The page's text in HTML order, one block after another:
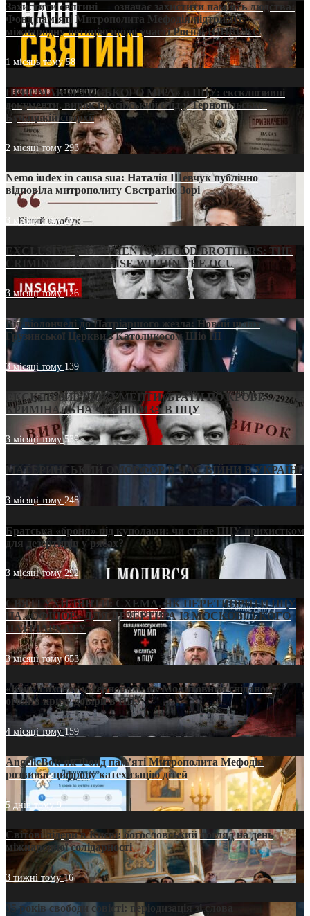
Захистити святині — означає захистити пам’ять людства:
Фонд пам’яті Митрополита Мефодія підтримує
міжнародну петицію щодо участі Росії в ЮНЕСКО
1 місяць тому58
ПРИСМАК «РУССЬКОГО МІРА» в ПЦУ: ексклюзивні
документи, вирок і російський слід у Тернопільсько-
Бучацькій єпархії
2 місяці тому 293
Nemo iudex in causa sua: Наталія Шевчук публічно
відповіла митрополиту Євстратію Зорі
3 місяці тому213
EXCLUSIVE (DOCUMENTS)/BLOOD BROTHERS: THE
CRIMINAL FRANCHISE WITHIN THE OCU
3 місяці тому126
Від віолончелі до Патріаршого жезла: Новий шлях
Грузинської Церкви з Католикосом Шіо III
3 місяці тому 139
ЕКСКЛЮЗИВ (ДОКУМЕНТИ)/БРАТИ ПО КРОВІ:
КРИМІНАЛЬНА ФРАНШИЗА В ПЦУ
3 місяці тому539
МАТЕРИНСЬКИЙ ОМОРФОР В ЧАС ВІЙНИ В УКРАЇНІ
3 місяці тому248
Братська «броня» під куполами: чи стане ПЦУ прихистком
для дезертирів у рясах?
3 місяці тому292
СВЯТІ УХИЛЯНТИ: СХЕМА, ЯК ПЕРЕТВОРИТИ ПЦУ
НА «ОФШОР» ДЛЯ ДЕЗЕРТИРА ІЗ МОСКОВСЬКОГО
ПАТРІАРХАТУ
3 місяці тому653
«Кейс Тихона» у Тернополі: як Молитовний сніданок
оголив кризу довіри в ПЦУ
4 місяці тому159
AngelicBot: як Фонд пам’яті Митрополита Мефодія
розвиває цифрову катехизацію дітей
5 днів тому9
Світові лідери в Києві: богословський погляд на день
міжнародної солідарності
3 тижні тому16
35 років свободи совісті: періодизація зі слова